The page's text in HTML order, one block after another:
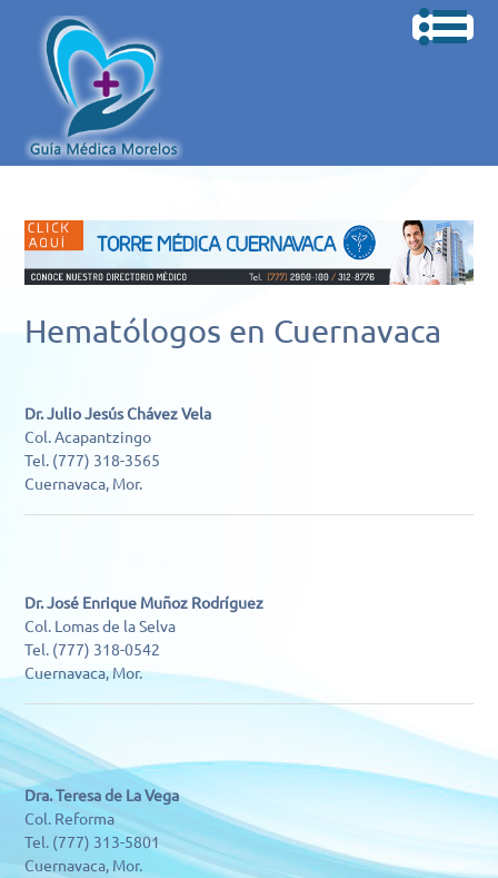
Hematólogos en Cuernavaca
Dr. Julio Jesús Chávez Vela
Col. Acapantzingo
Tel. (777) 318-3565
Cuernavaca, Mor.
Dr. José Enrique Muñoz Rodríguez
Col. Lomas de la Selva
Tel. (777) 318-0542
Cuernavaca, Mor.
Dra. Teresa de La Vega
Col. Reforma
Tel. (777) 313-5801
Cuernavaca, Mor.